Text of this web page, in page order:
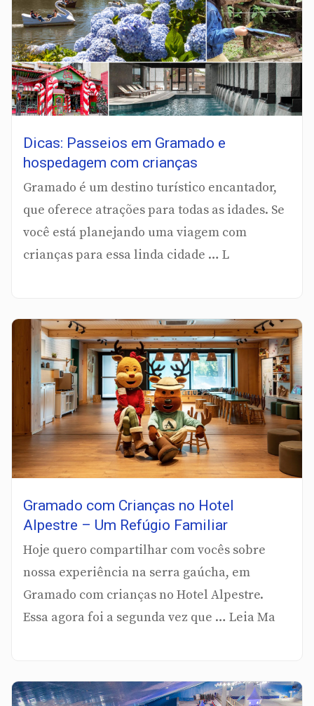
Dicas: Passeios em Gramado e
hospedagem com crianças
Gramado é um destino turístico encantador,
que oferece atrações para todas as idades. Se
você está planejando uma viagem com
crianças para essa linda cidade … L
Gramado com Crianças no Hotel
Alpestre – Um Refúgio Familiar
Hoje quero compartilhar com vocês sobre
nossa experiência na serra gaúcha, em
Gramado com crianças no Hotel Alpestre.
Essa agora foi a segunda vez que … Leia Ma